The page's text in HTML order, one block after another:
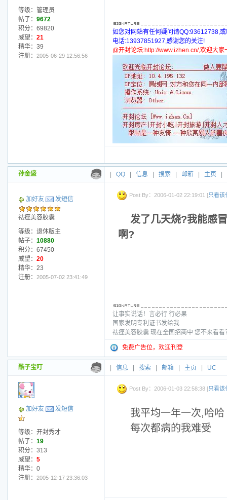
等级：管理员
帖子： 9672
积分：69820
威望： 21
精华：39
注册： 2005-06-29 12:56:56
如您对网站有任何疑问请QQ:93612738,
电话:13937851927,感谢您的关注!
@开封论坛:http://www.izhen.cn/,欢迎大家
孙金盛 QQ 信息 搜索 邮箱 主页
加好友 发短信
祛痤美容胶囊
等级：退休版主
帖子： 10880
积分：67450
威望： 20
精华：23
注册： 2005-07-02 23:41:49
Post By：2006-01-02 22:19:01 [只看该
发了几天烧?我能感
啊?
让事实说话！言必行 行必果
国家发明专利证书发给我
祛痤美容胶囊 现在全国招商中 您不来看
免费广告位，欢迎刊登
酷子宝叮 信息 搜索 邮箱 主页 UC
加好友 发短信
等级：开封秀才
帖子： 19
积分：313
威望： 5
精华：0
注册： 2005-12-17 23:36:03
Post By：2006-01-03 22:58:38 [只看该
我平均一年一次,哈哈
每次都病的我难受